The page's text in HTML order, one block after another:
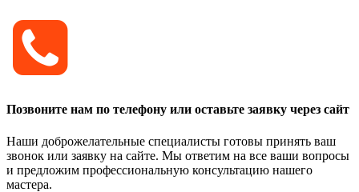
Позвоните нам по телефону или оставьте заявку через сайт
Наши доброжелательные специалисты готовы принять ваш
звонок или заявку на сайте. Мы ответим на все ваши вопросы
и предложим профессиональную консультацию нашего
мастера.